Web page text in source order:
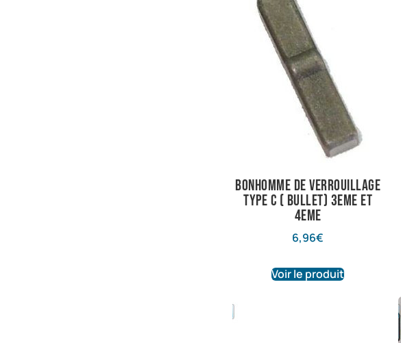
bonhomme de verrouillage
type C ( bullet) 3eme et
4eme
6,96€
Voir le produit